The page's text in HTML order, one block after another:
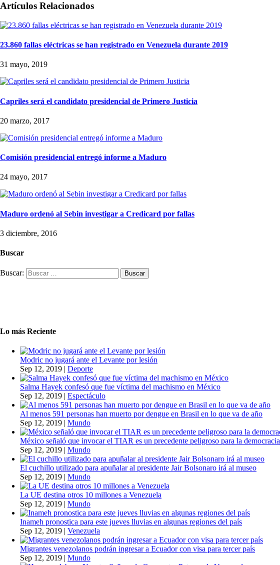
Artículos Relacionados
23.860 fallas eléctricas se han registrado en Venezuela durante 2019
31 mayo, 2019
Capriles será el candidato presidencial de Primero Justicia
20 marzo, 2017
Comisión presidencial entregó informe a Maduro
24 mayo, 2017
Maduro ordenó al Sebin investigar a Credicard por fallas
3 diciembre, 2016
Buscar
Buscar:
Lo más Reciente
Modric no jugará ante el Levante por lesión
Sep 12, 2019 | Deporte
Salma Hayek confesó que fue víctima del machismo en México
Sep 12, 2019 | Espectáculo
Al menos 591 personas han muerto por dengue en Brasil en lo que va de año
Sep 12, 2019 | Mundo
México señaló que invocar el TIAR es un precedente peligroso para la democracia
Sep 12, 2019 | Mundo
El cuchillo utilizado para apuñalar al presidente Jair Bolsonaro irá al museo
Sep 12, 2019 | Mundo
La UE destina otros 10 millones a Venezuela
Sep 12, 2019 | Mundo
Inameh pronostica para este jueves lluvias en algunas regiones del país
Sep 12, 2019 | Venezuela
Migrantes venezolanos podrán ingresar a Ecuador con visa para tercer país
Sep 12, 2019 | Mundo